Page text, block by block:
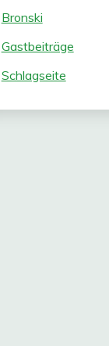
Bronski
Gastbeiträge
Schlagseite